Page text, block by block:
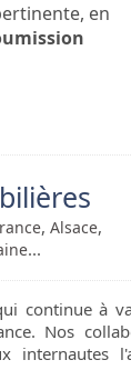
en
, Alsace,
...
continue à
Nos
internautes